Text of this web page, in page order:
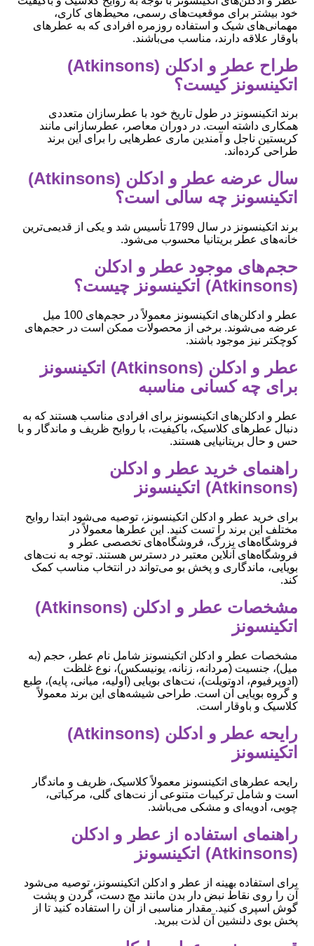
خود بیشتر برای موقعیت‌های رسمی، محیط‌های کاری،
مهمانی‌های شیک و استفاده روزمره افرادی که به عطرهای
باوقار علاقه دارند، مناسب می‌باشند.
طراح عطر و ادکلن (Atkinsons)
اتکینسونز کیست؟
برند اتکینسونز در طول تاریخ خود با عطرسازان متعددی
همکاری داشته است. در دوران معاصر، عطرسازانی مانند
کریستین ناجل و آمندین ماری عطرهایی را برای این برند
طراحی کرده‌اند.
سال عرضه عطر و ادکلن (Atkinsons)
اتکینسونز چه سالی است؟
برند اتکینسونز در سال 1799 تأسیس شد و یکی از قدیمی‌ترین
خانه‌های عطر بریتانیا محسوب می‌شود.
حجم‌های موجود عطر و ادکلن
(Atkinsons) اتکینسونز چیست؟
عطر و ادکلن‌های اتکینسونز معمولاً در حجم‌های 100 میل
عرضه می‌شوند. برخی از محصولات ممکن است در حجم‌های
کوچکتر نیز موجود باشند.
عطر و ادکلن (Atkinsons) اتکینسونز
برای چه کسانی مناسبه
عطر و ادکلن‌های اتکینسونز برای افرادی مناسب هستند که به
دنبال عطرهای کلاسیک، باکیفیت، با روایح ظریف و ماندگار و با
حس و حال بریتانیایی هستند.
راهنمای خرید عطر و ادکلن
(Atkinsons) اتکینسونز
برای خرید عطر و ادکلن اتکینسونز، توصیه می‌شود ابتدا روایح
مختلف این برند را تست کنید. این عطرها معمولاً در
فروشگاه‌های بزرگ، فروشگاه‌های تخصصی عطر و
فروشگاه‌های آنلاین معتبر در دسترس هستند. توجه به نت‌های
بویایی، ماندگاری و پخش بو می‌تواند در انتخاب مناسب کمک
کند.
مشخصات عطر و ادکلن (Atkinsons)
اتکینسونز
مشخصات عطر و ادکلن اتکینسونز شامل نام عطر، حجم (به
میل)، جنسیت (مردانه، زنانه، یونیسکس)، نوع غلظت
(ادوپرفیوم، ادوتویلت)، نت‌های بویایی (اولیه، میانی، پایه)، طبع
و گروه بویایی آن است. طراحی شیشه‌های این برند معمولاً
کلاسیک و باوقار است.
رایحه عطر و ادکلن (Atkinsons)
اتکینسونز
رایحه عطرهای اتکینسونز معمولاً کلاسیک، ظریف و ماندگار
است و شامل ترکیبات متنوعی از نت‌های گلی، مرکباتی،
چوبی، ادویه‌ای و مشکی می‌باشد.
راهنمای استفاده از عطر و ادکلن
(Atkinsons) اتکینسونز
برای استفاده بهینه از عطر و ادکلن اتکینسونز، توصیه می‌شود
آن را روی نقاط نبض دار بدن مانند مچ دست، گردن و پشت
گوش اسپری کنید. مقدار مناسبی از آن را استفاده کنید تا از
پخش بوی دلنشین آن لذت ببرید.